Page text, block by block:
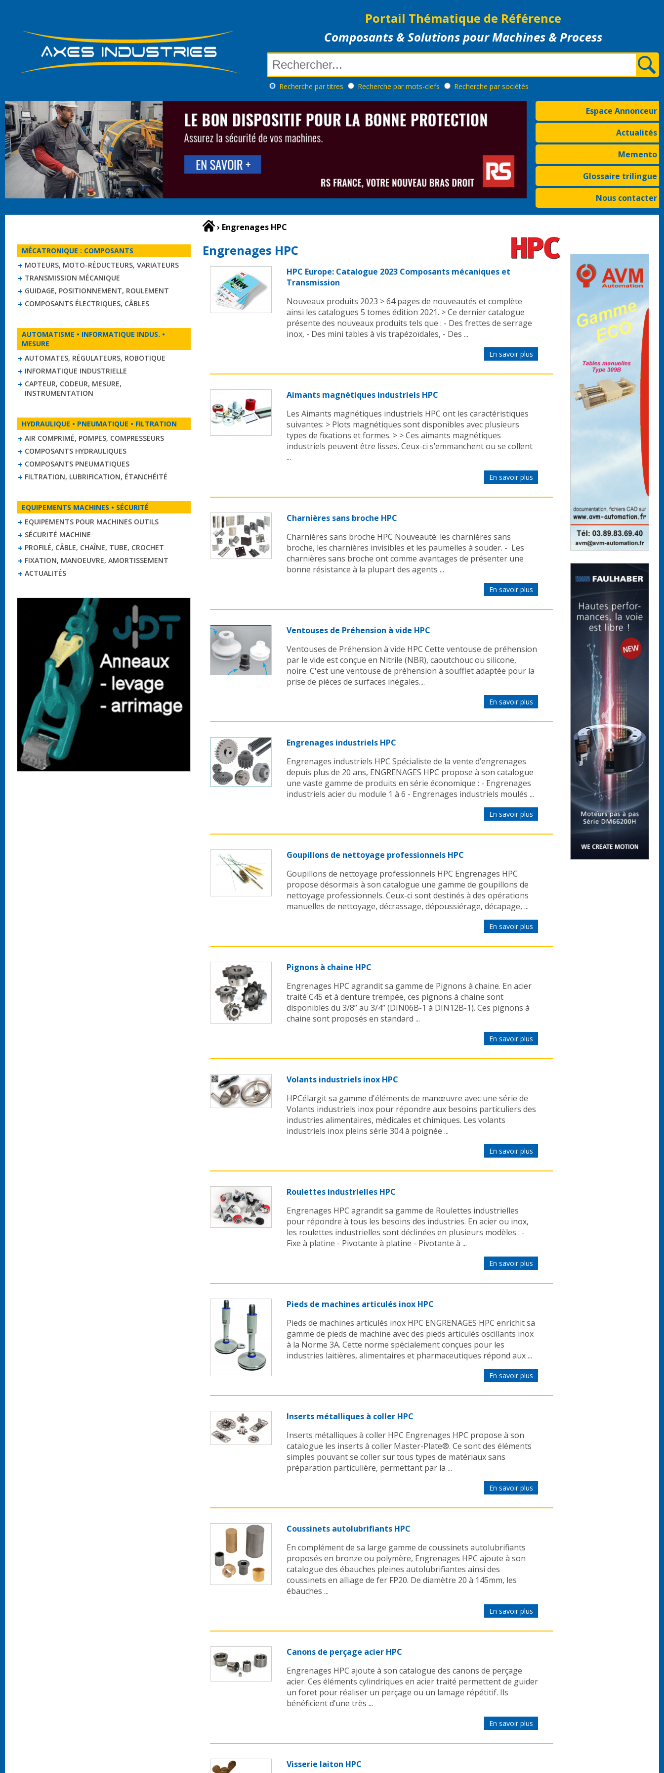
Portail Thématique de Référence
Composants & Solutions pour Machines & Process
Recherche par titres Recherche par mots-clefs Recherche par sociétés
Espace Annonceur
Actualités
Memento
Glossaire trilingue
Nous contacter
MÉCATRONIQUE : COMPOSANTS
MOTEURS, MOTO-RÉDUCTEURS, VARIATEURS
TRANSMISSION MÉCANIQUE
GUIDAGE, POSITIONNEMENT, ROULEMENT
COMPOSANTS ÉLECTRIQUES, CÂBLES
AUTOMATISME • INFORMATIQUE INDUS. •
MESURE
AUTOMATES, RÉGULATEURS, ROBOTIQUE
INFORMATIQUE INDUSTRIELLE
CAPTEUR, CODEUR, MESURE,
INSTRUMENTATION
HYDRAULIQUE • PNEUMATIQUE • FILTRATION
AIR COMPRIMÉ, POMPES, COMPRESSEURS
COMPOSANTS HYDRAULIQUES
COMPOSANTS PNEUMATIQUES
FILTRATION, LUBRIFICATION, ÉTANCHÉITÉ
EQUIPEMENTS MACHINES • SÉCURITÉ
EQUIPEMENTS POUR MACHINES OUTILS
SÉCURITÉ MACHINE
PROFILÉ, CÂBLE, CHAÎNE, TUBE, CROCHET
FIXATION, MANOEUVRE, AMORTISSEMENT
ACTUALITÉS
› Engrenages HPC
Engrenages HPC
HPC Europe: Catalogue 2023 Composants mécaniques et
Transmission
Nouveaux produits 2023 > 64 pages de nouveautés et complète
ainsi les catalogues 5 tomes édition 2021. > Ce dernier catalogue
présente des nouveaux produits tels que : - Des frettes de serrage
inox, - Des mini tables à vis trapézoïdales, - Des ...
En savoir plus
Aimants magnétiques industriels HPC
Les Aimants magnétiques industriels HPC ont les caractéristiques
suivantes: > Plots magnétiques sont disponibles avec plusieurs
types de fixations et formes. > > Ces aimants magnétiques
industriels peuvent être lisses. Ceux-ci s’emmanchent ou se collent
...
En savoir plus
Charnières sans broche HPC
Charnières sans broche HPC Nouveauté: les charnières sans
broche, les charnières invisibles et les paumelles à souder. - Les
charnières sans broche ont comme avantages de présenter une
bonne résistance à la plupart des agents ...
En savoir plus
Ventouses de Préhension à vide HPC
Ventouses de Préhension à vide HPC Cette ventouse de préhension
par le vide est conçue en Nitrile (NBR), caoutchouc ou silicone,
noire. C'est une ventouse de préhension à soufflet adaptée pour la
prise de pièces de surfaces inégales....
En savoir plus
Engrenages industriels HPC
Engrenages industriels HPC Spécialiste de la vente d’engrenages
depuis plus de 20 ans, ENGRENAGES HPC propose à son catalogue
une vaste gamme de produits en série économique : - Engrenages
industriels acier du module 1 à 6 - Engrenages industriels moulés ...
En savoir plus
Goupillons de nettoyage professionnels HPC
Goupillons de nettoyage professionnels HPC Engrenages HPC
propose désormais à son catalogue une gamme de goupillons de
nettoyage professionnels. Ceux-ci sont destinés à des opérations
manuelles de nettoyage, décrassage, dépoussiérage, décapage, ...
En savoir plus
Pignons à chaine HPC
Engrenages HPC agrandit sa gamme de Pignons à chaine. En acier
traité C45 et à denture trempée, ces pignons à chaine sont
disponibles du 3/8’’ au 3/4’’ (DIN06B-1 à DIN12B-1). Ces pignons à
chaine sont proposés en standard ...
En savoir plus
Volants industriels inox HPC
HPCélargit sa gamme d'éléments de manœuvre avec une série de
Volants industriels inox pour répondre aux besoins particuliers des
industries alimentaires, médicales et chimiques. Les volants
industriels inox pleins série 304 à poignée ...
En savoir plus
Roulettes industrielles HPC
Engrenages HPC agrandit sa gamme de Roulettes industrielles
pour répondre à tous les besoins des industries. En acier ou inox,
les roulettes industrielles sont déclinées en plusieurs modèles : -
Fixe à platine - Pivotante à platine - Pivotante à ...
En savoir plus
Pieds de machines articulés inox HPC
Pieds de machines articulés inox HPC ENGRENAGES HPC enrichit sa
gamme de pieds de machine avec des pieds articulés oscillants inox
à la Norme 3A. Cette norme spécialement conçues pour les
industries laitières, alimentaires et pharmaceutiques répond aux ...
En savoir plus
Inserts métalliques à coller HPC
Inserts métalliques à coller HPC Engrenages HPC propose à son
catalogue les inserts à coller Master-Plate®. Ce sont des éléments
simples pouvant se coller sur tous types de matériaux sans
préparation particulière, permettant par la ...
En savoir plus
Coussinets autolubrifiants HPC
En complément de sa large gamme de coussinets autolubrifiants
proposés en bronze ou polymère, Engrenages HPC ajoute à son
catalogue des ébauches pleines autolubrifiantes ainsi des
coussinets en alliage de fer FP20. De diamètre 20 à 145mm, les
ébauches ...
En savoir plus
Canons de perçage acier HPC
Engrenages HPC ajoute à son catalogue des canons de perçage
acier. Ces éléments cylindriques en acier traité permettent de guider
un foret pour réaliser un perçage ou un lamage répétitif. Ils
bénéficient d’une très ...
En savoir plus
Visserie laiton HPC